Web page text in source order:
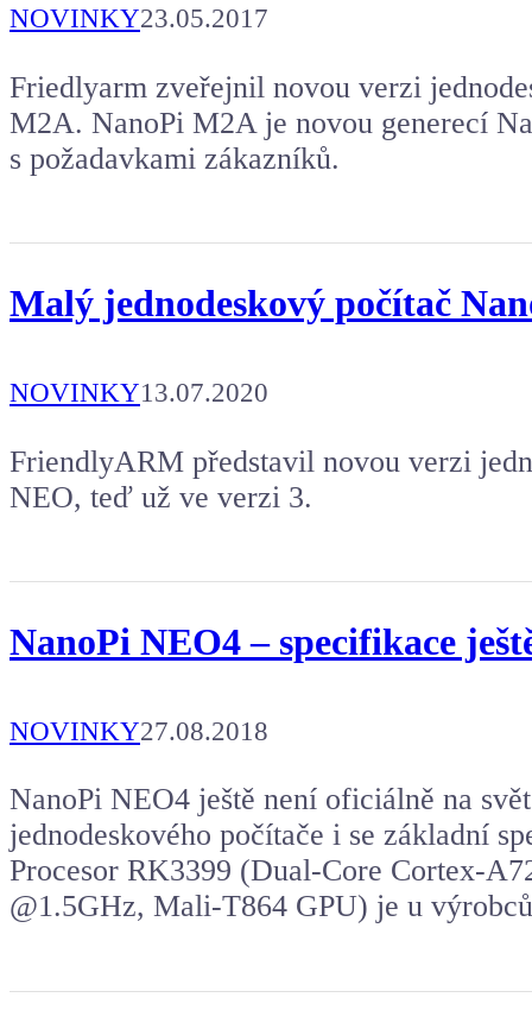
NOVINKY23.05.2017
Friedlyarm zveřejnil novou verzi
M2A. NanoPi M2A je novou generecí
s požadavkami zákazníků.
Malý jednodeskový počítač
NOVINKY13.07.2020
FriendlyARM představil novou verzi
NEO, teď už ve verzi 3.
NanoPi NEO4 – specifikace
NOVINKY27.08.2018
NanoPi NEO4 ještě není oficiálně na
jednodeskového počítače i se základní
Procesor RK3399 (Dual-Core Cortex-
@1.5GHz, Mali-T864 GPU) je u